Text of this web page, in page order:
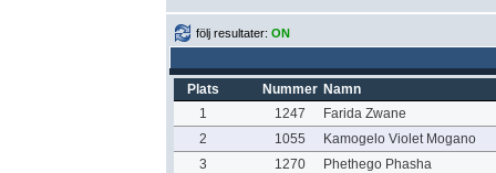
följ resultater: ON
Plats Nummer Namn
1
1247
Farida Zwane
2
1055
Kamogelo Violet Mogano
3
1270
Phethego Phasha